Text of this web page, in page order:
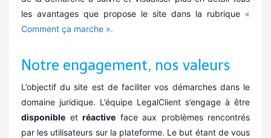
les avantages que propose le site dans la rubrique «
Comment ça marche ».
Notre engagement, nos valeurs
L’objectif du site est de faciliter vos démarches dans le
domaine juridique. L’équipe LegalClient s’engage à être
disponible et réactive face aux problèmes rencontrés
par les utilisateurs sur la plateforme. Le but étant de vous